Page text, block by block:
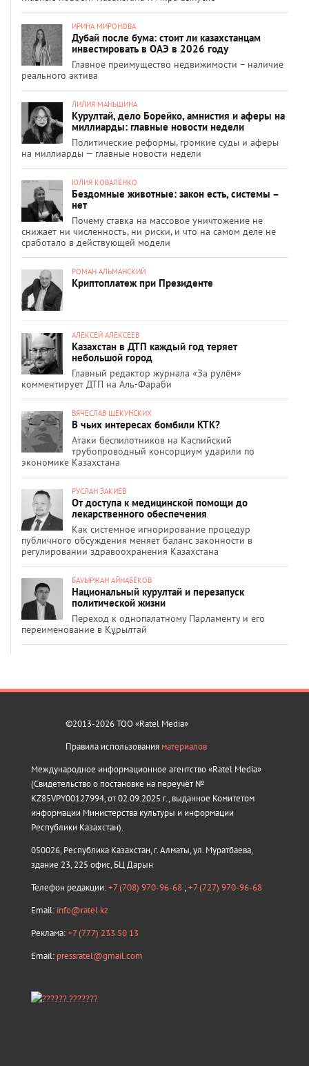
ИРИНА МИРОНОВА
Дубай после бума: стоит ли казахстанцам
инвестировать в ОАЭ в 2026 году
Главное преимущество недвижимости – наличие
реального актива
ЛИЛИЯ МАНЬШИНА
Курултай, дело Борейко, амнистия и аферы на
миллиарды: главные новости недели
Политические реформы, громкие суды и аферы
на миллиарды — главные новости недели
ЮЛИЯ КОВАЛЕНКО
Бездомные животные: закон есть, системы –
нет
Почему ставка на массовое уничтожение не
снижает ни численность, ни риски, и что на самом деле не
сработало в действующей модели
РОМАН АЛЬМАНСКИЙ
Криптоплатеж при Президенте
АЛЕКСЕЙ АЛЕКСЕЕВ
Казахстан в ДТП каждый год теряет
небольшой город
Главный редактор журнала «За рулём»
комментирует ДТП на Аль-Фараби
ВЯЧЕСЛАВ ЩЕКУНСКИХ
В чьих интересах бомбили КТК?
Атаки беспилотников на Каспийский
трубопроводный консорциум ударили по
экономике Казахстана
РУСЛАН ЗАКИЕВ
От доступа к медицинской помощи до
лекарственного обеспечения
Как системное игнорирование процедур
публичного обсуждения меняет баланс законности в
регулировании здравоохранения Казахстана
БАУЫРЖАН АЙНАБЕКОВ
Национальный курултай и перезапуск
политической жизни
Переход к однопалатному Парламенту и его
переименование в Құрылтай
©2013-2026 ТОО «Ratel Media»
Правила использования материалов
Международное информационное агентство «Ratel Media»
(Свидетельство о постановке на переучёт №
KZ85VPY00127994, от 02.09.2025 г., выданное Комитетом
информации Министерства культуры и информации
Республики Казахстан).
050026, Республика Казахстан, г. Алматы, ул. Муратбаева,
здание 23, 225 офис, БЦ Дарын
Телефон редакции:+7 (708) 970-96-68 ;+7 (727) 970-96-68
Email: info@ratel.kz
Реклама:+7 (777) 233 50 13
Email: pressratel@gmail.com